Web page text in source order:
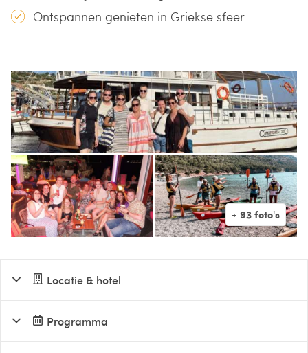
Ontspannen genieten in Griekse sfeer
Locatie & hotel
Programma